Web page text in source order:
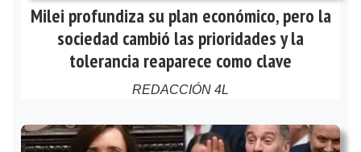
Milei profundiza su plan económico, pero la
sociedad cambió las prioridades y la
tolerancia reaparece como clave
REDACCIÓN 4L